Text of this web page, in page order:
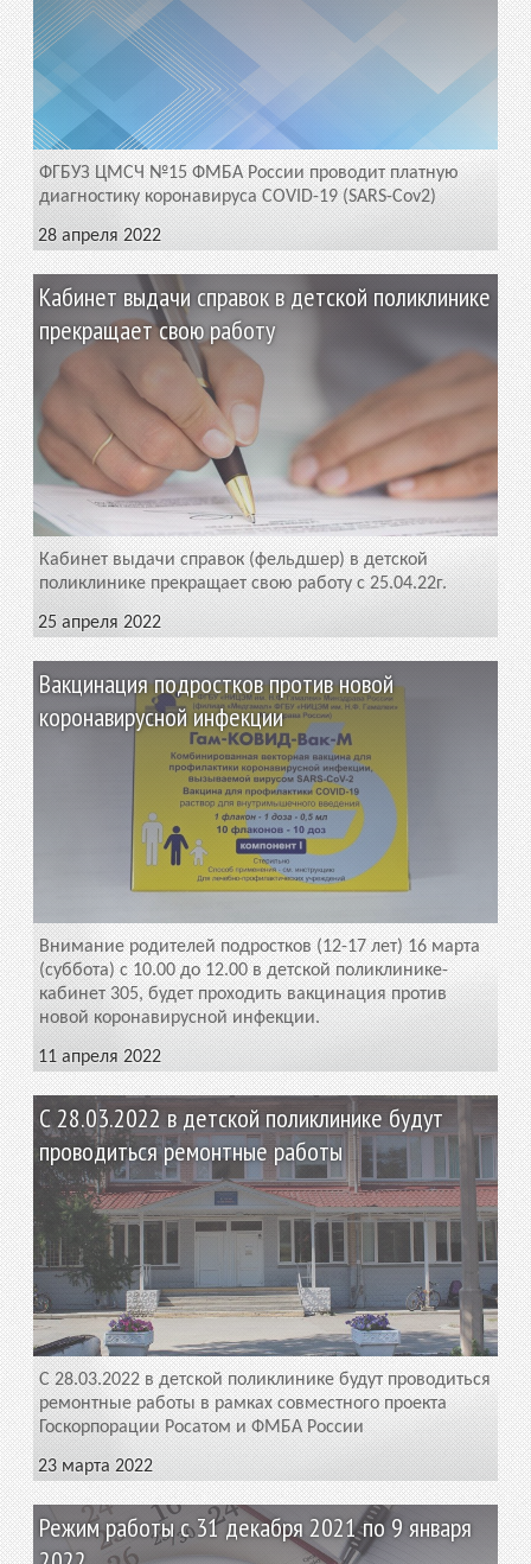
28 апреля 2022
ФГБУЗ ЦМСЧ №15 ФМБА России проводит платную
диагностику коронавируса COVID-19 (SARS-Cov2)
Кабинет выдачи справок в детской поликлинике
прекращает свою работу
25 апреля 2022
Кабинет выдачи справок (фельдшер) в детской
поликлинике прекращает свою работу с 25.04.22г.
Вакцинация подростков против новой
коронавирусной инфекции
11 апреля 2022
Внимание родителей подростков (12-17 лет) 16 марта
(суббота) с 10.00 до 12.00 в детской поликлинике-
кабинет 305, будет проходить вакцинация против
новой коронавирусной инфекции.
С 28.03.2022 в детской поликлинике будут
проводиться ремонтные работы
23 марта 2022
С 28.03.2022 в детской поликлинике будут проводиться
ремонтные работы в рамках совместного проекта
Госкорпорации Росатом и ФМБА России
Режим работы с 31 декабря 2021 по 9 января